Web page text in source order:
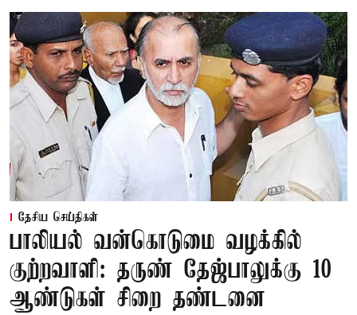
தேசிய செய்திகள்
பாலியல் வன்கொடுமை வழக்கில்
குற்றவாளி: தருண் தேஜ்பாலுக்கு 10
ஆண்டுகள் சிறை தண்டனை